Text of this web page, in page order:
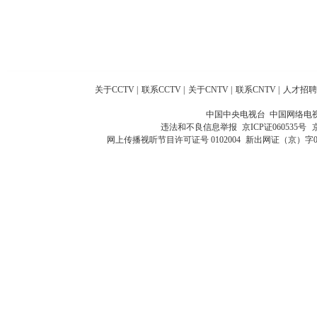
关于CCTV 联系CCTV 关于CNTV 联系CNTV 人才招聘
中国中央电视台 中国网络电
违法和不良信息举报 京ICP证060535号
网上传播视听节目许可证号 0102004 新出网证（京）